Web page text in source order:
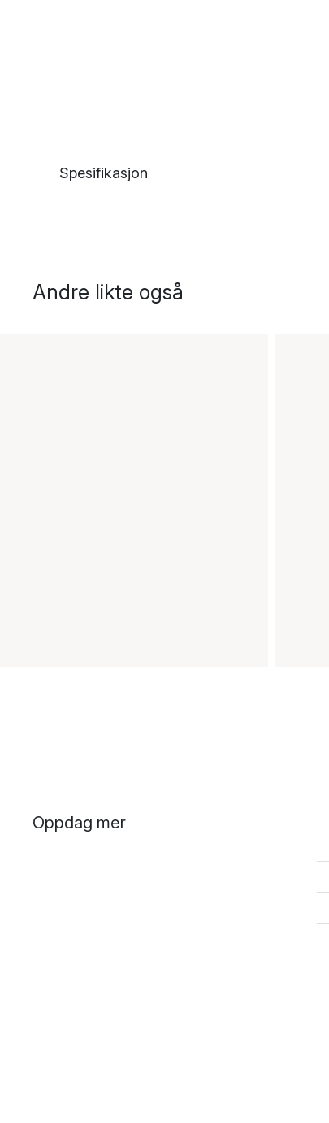
Spesifikasjon
Andre likte også
Oppdag mer